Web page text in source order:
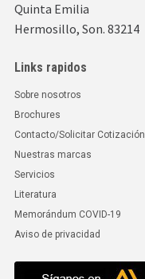
Quinta Emilia
Hermosillo, Son. 83214
Links rapidos
Sobre nosotros
Brochures
Contacto/Solicitar Cotización
Nuestras marcas
Servicios
Literatura
Memorándum COVID-19
Aviso de privacidad